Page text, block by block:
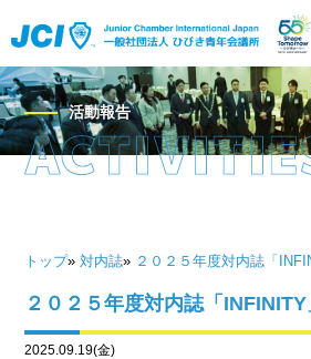
活動報告
トップ» 対内誌» ２０２５年度対内誌「
２０２５年度対内誌「
2025.09.19(金)